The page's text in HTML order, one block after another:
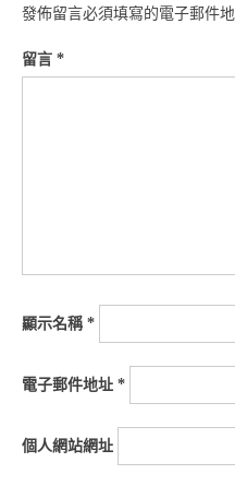
發佈留言必須填寫的電子郵件
留言 *
顯示名稱*
電子郵件地址 *
個人網站網址